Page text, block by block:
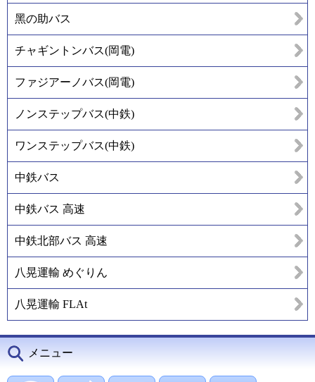
黑の助バス
チャギントンバス(岡電)
ファジアーノバス(岡電)
ノンステップバス(中鉄)
ワンステップバス(中鉄)
中鉄バス
中鉄バス 高速
中鉄北部バス 高速
八晃運輸 めぐりん
八晃運輸 FLAt
メニュー